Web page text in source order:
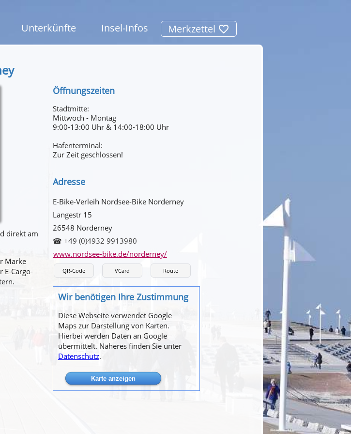
Unterkünfte Insel-Infos Merkzettel
direkt am
Marke
E-Cargo-
Öffnungszeiten
Stadtmitte:
Mittwoch - Montag
9:00-13:00 Uhr & 14:00-18:00 Uhr
Hafenterminal:
Zur Zeit geschlossen!
Adresse
E-Bike-Verleih Nordsee-Bike Norderney
Langestr 15
26548 Norderney
☎ +49 (0)4932 9913980
www.nordsee-bike.de/norderney/
QR-Code VCard Route
Wir benötigen Ihre Zustimmung
Diese Webseite verwendet Google
Maps zur Darstellung von Karten.
Hierbei werden Daten an Google
übermittelt. Näheres finden Sie unter
Datenschutz.